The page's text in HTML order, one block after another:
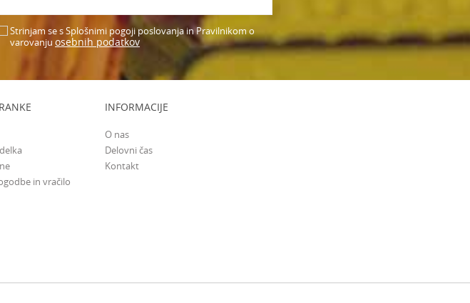
Strinjam se s Splošnimi pogoji poslovanja in Pravilnikom o
varovanju osebnih podatkov
in vračilo
INFORMACIJE
O nas
Delovni čas
Kontakt